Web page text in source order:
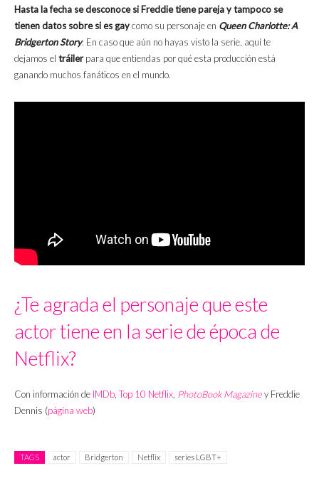
Hasta la fecha se desconoce si Freddie tiene pareja y tampoco se
tienen datos sobre si es gaycomo su personaje en Queen Charlotte: A
Bridgerton Story. En caso que aún no hayas visto la serie, aquí te
dejamos el tráilerpara que entiendas por qué esta producción está
ganando muchos fanáticos en el mundo.
¿Te agrada el personaje que este
actor tiene en la serie de época de
Netflix?
Con información de IMDb Top 10 Netflix PhotoBook Magaziney Freddie
Dennis (página web)
TAGS actor Bridgerton Netflix series LGBT+